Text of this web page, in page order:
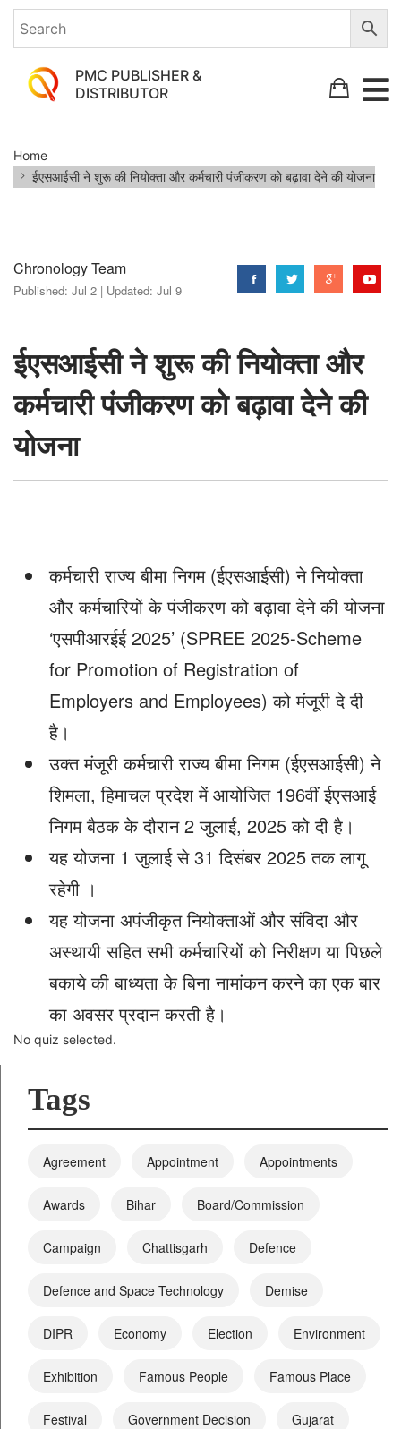
PMC PUBLISHER &
DISTRIBUTOR
शुरू
और
को
बढ़ावा
देने
की
योजना
Home
ईएसआईसी ने शुरू की नियोक्ता और कर्मचारी पंजीकरण को बढ़ावा देने की योजना
Chronology Team
Published: Jul 2 | Updated: Jul 9
ईएसआईसी ने शुरू की नियोक्ता और
कर्मचारी पंजीकरण को बढ़ावा देने की
योजना
कर्मचारी राज्य बीमा निगम (ईएसआईसी) ने नियोक्ता
और कर्मचारियों के पंजीकरण को बढ़ावा देने की योजना
‘एसपीआरईई 2025’ (SPREE 2025-Scheme
for Promotion of Registration of
Employers and Employees) को मंजूरी दे दी
है।
उक्त मंजूरी कर्मचारी राज्य बीमा निगम (ईएसआईसी) ने
शिमला, हिमाचल प्रदेश में आयोजित 196वीं ईएसआई
निगम बैठक के दौरान 2 जुलाई, 2025 को दी है।
यह योजना 1 जुलाई से 31 दिसंबर 2025 तक लागू
रहेगी ।
यह योजना अपंजीकृत नियोक्ताओं और संविदा और
अस्थायी सहित सभी कर्मचारियों को निरीक्षण या पिछले
बकाये की बाध्‍यता के बिना नामांकन करने का एक बार
का अवसर प्रदान करती है।
No quiz selected.
Tags
Agreement Appointment Appointments
Awards Bihar Board/Commission
Campaign Chattisgarh Defence
Defence and Space Technology Demise
DIPR Economy Election Environment
Exhibition Famous People Famous Place
Festival Government Decision Gujarat